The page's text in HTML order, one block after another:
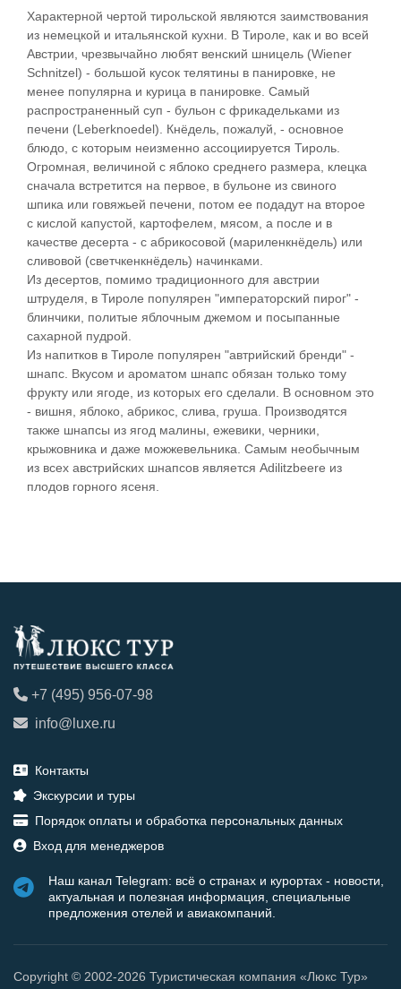
Характерной чертой тирольской являются заимствования
из немецкой и итальянской кухни. В Тироле, как и во всей
Австрии, чрезвычайно любят венский шницель (Wiener
Schnitzel) - большой кусок телятины в панировке, не
менее популярна и курица в панировке. Самый
распространенный суп - бульон с фрикадельками из
печени (Leberknoedel). Кнёдель, пожалуй, - основное
блюдо, с которым неизменно ассоциируется Тироль.
Огромная, величиной с яблоко среднего размера, клецка
сначала встретится на первое, в бульоне из свиного
шпика или говяжьей печени, потом ее подадут на второе
с кислой капустой, картофелем, мясом, а после и в
качестве десерта - с абрикосовой (мариленкнёдель) или
сливовой (светчкенкнёдель) начинками.
Из десертов, помимо традиционного для австрии
штруделя, в Тироле популярен "императорский пирог" -
блинчики, политые яблочным джемом и посыпанные
сахарной пудрой.
Из напитков в Тироле популярен "автрийский бренди" -
шнапс. Вкусом и ароматом шнапс обязан только тому
фрукту или ягоде, из которых его сделали. В основном это
- вишня, яблоко, абрикос, слива, груша. Производятся
также шнапсы из ягод малины, ежевики, черники,
крыжовника и даже можжевельника. Самым необычным
из всех австрийских шнапсов является Adilitzbeere из
плодов горного ясеня.
+7 (495) 956-07-98
info@luxe.ru
Контакты
Экскурсии и туры
Порядок оплаты и обработка персональных данных
Вход для менеджеров
Наш канал Telegram: всё о странах и курортах - новости,
актуальная и полезная информация, специальные
предложения отелей и авиакомпаний.
Copyright © 2002-2026 Туристическая компания «Люкс Тур»